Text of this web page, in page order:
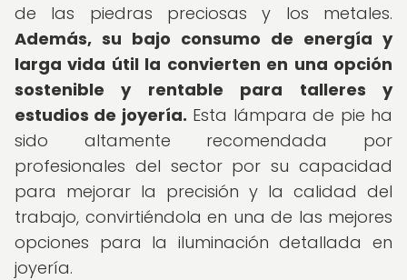
de las piedras preciosas y los metales.
Además, su bajo consumo de energía y
larga vida útil la convierten en una opción
sostenible y rentable para talleres y
estudios de joyería. Esta lámpara de pie ha
sido altamente recomendada por
profesionales del sector por su capacidad
para mejorar la precisión y la calidad del
trabajo, convirtiéndola en una de las mejores
opciones para la iluminación detallada en
joyería.